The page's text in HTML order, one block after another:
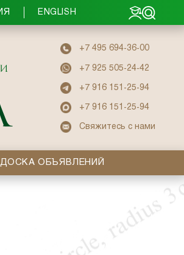
ENGLISH
+7 495 694-36-00
+7 925 505-24-42
+7 916 151-25-94
+7 916 151-25-94
Свяжитесь с нами
ДОСКА ОБЪЯВЛЕНИЙ